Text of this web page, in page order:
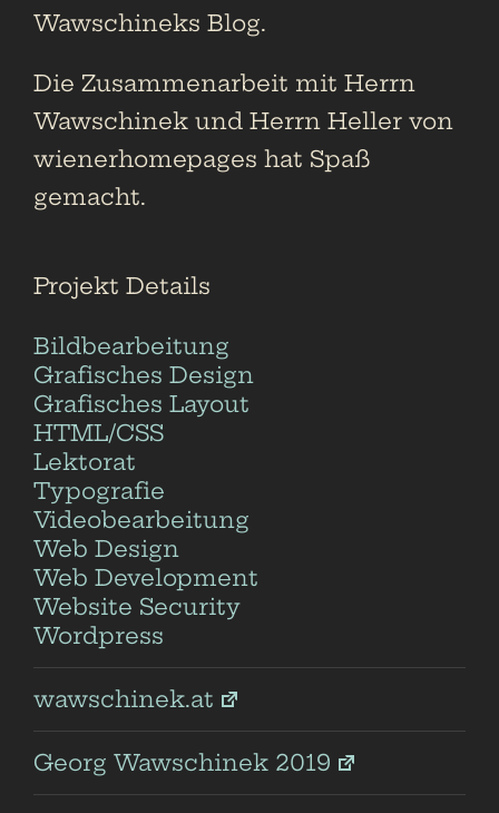
Wawschineks Blog.
Die Zusammenarbeit mit Herrn
Wawschinek und Herrn Heller von
wienerhomepages hat Spaß
gemacht.
Projekt Details
Bildbearbeitung
Grafisches Design
Grafisches Layout
HTML/CSS
Lektorat
Typografie
Videobearbeitung
Web Design
Web Development
Website Security
Wordpress
wawschinek.at
Georg Wawschinek 2019